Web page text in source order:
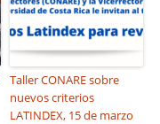
Taller CONARE sobre
nuevos criterios
LATINDEX, 15 de marzo